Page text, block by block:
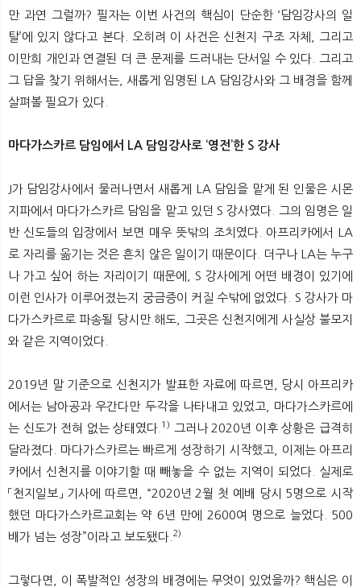
만 과연 그럴까? 필자는 이번 사건의 핵심이 단순한 ‘담임강사의 일
탈’에 있지 않다고 본다. 오히려 이 사건은 신천지 구조 자체, 그리고
이만희 개인과 연결된 더 큰 문제를 드러내는 단서일 수 있다. 그리고
그 답을 찾기 위해서는, 새롭게 임명된 LA 담임강사와 그 배경을 함께
살펴볼 필요가 있다.
마다가스카르 담임에서 LA 담임강사로 ‘영전’한 S 강사
J가 담임강사에서 물러나면서 새롭게 LA 담임을 맡게 된 인물은 시몬
지파에서 마다가스카르 담임을 맡고 있던 S 강사였다. 그의 임명은 일
반 신도들의 입장에서 보면 매우 뜻밖의 조치였다. 아프리카에서 LA
로 자리를 옮기는 것은 흔치 않은 일이기 때문이다. 더구나 LA는 누구
나 가고 싶어 하는 자리이기 때문에, S 강사에게 어떤 배경이 있기에
이런 인사가 이루어졌는지 궁금증이 커질 수밖에 없었다. S 강사가 마
다가스카르로 파송될 당시만 해도, 그곳은 신천지에게 사실상 불모지
와 같은 지역이었다.
2019년 말 기준으로 신천지가 발표한 자료에 따르면, 당시 아프리카
에서는 남아공과 우간다만 두각을 나타내고 있었고, 마다가스카르에
는 신도가 전혀 없는 상태였다. 1)
그러나 2020년 이후 상황은 급격히
달라졌다. 마다가스카르는 빠르게 성장하기 시작했고, 이제는 아프리
카에서 신천지를 이야기할 때 빼놓을 수 없는 지역이 되었다. 실제로
「천지일보」 기사에 따르면, “2020년 2월 첫 예배 당시 5명으로 시작
했던 마다가스카르교회는 약 6년 만에 2600여 명으로 늘었다. 500
배가 넘는 성장”이라고 보도됐다. 2)
그렇다면, 이 폭발적인 성장의 배경에는 무엇이 있었을까? 핵심은 이